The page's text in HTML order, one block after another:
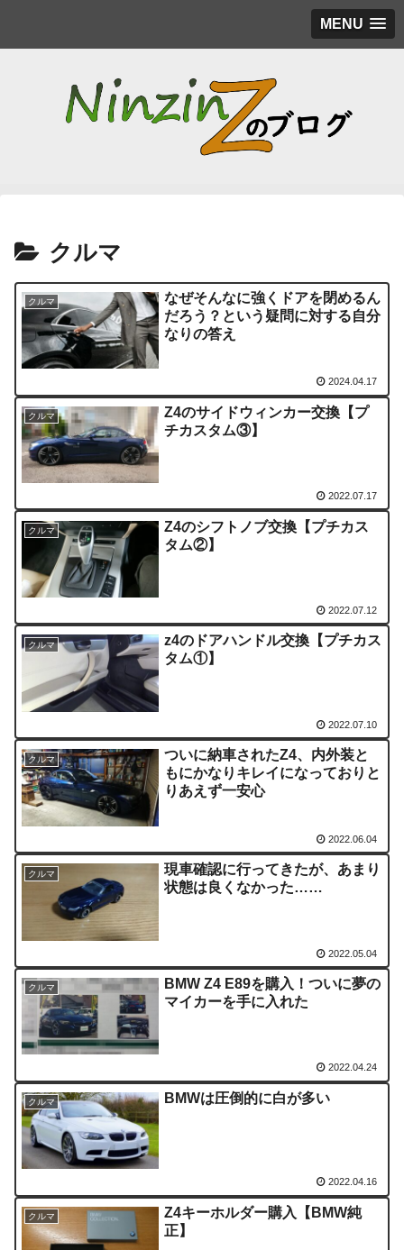
MENU
クルマ
クルマ
なぜそんなに強くドアを閉めるん
だろう？という疑問に対する自分
なりの答え
2024.04.17
クルマ
Z4のサイドウィンカー交換【プ
チカスタム③】
2022.07.17
クルマ
Z4のシフトノブ交換【プチカス
タム②】
2022.07.12
クルマ
z4のドアハンドル交換【プチカス
タム①】
2022.07.10
クルマ
ついに納車されたZ4、内外装と
もにかなりキレイになっておりと
りあえず一安心
2022.06.04
クルマ
現車確認に行ってきたが、あまり
状態は良くなかった……
2022.05.04
クルマ
BMW Z4 E89を購入！ついに夢の
マイカーを手に入れた
2022.04.24
クルマ BMWは圧倒的に白が多い
2022.04.16
クルマ
Z4キーホルダー購入【BMW純
正】